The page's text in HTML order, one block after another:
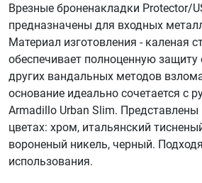
Врезные броненакладки Protector/
предназначены для входных
Материал изготовления - каленая
обеспечивает полноценную
других вандальных методов
основание идеально сочетается с
Armadillo Urban Slim.
цветах: хром, итальянский
вороненый никель, черный.
использования.